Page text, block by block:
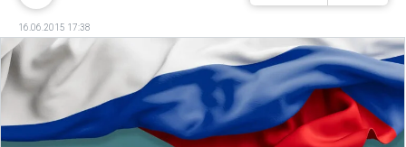
16.06.2015 17:38